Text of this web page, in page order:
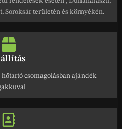
Soroksár területén és környékén.
csomagolásban ajándék